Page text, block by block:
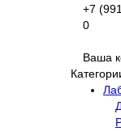
+7
0
Ваша